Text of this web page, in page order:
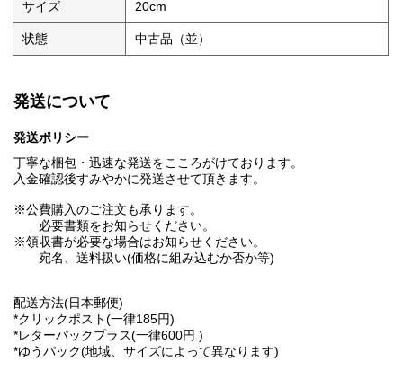
サイズ 20cm
状態 中古品（並）
発送について
発送ポリシー
丁寧な梱包・迅速な発送をこころがけております。
入金確認後すみやかに発送させて頂きます。
※公費購入のご注文も承ります。
必要書類をお知らせください。
※領収書が必要な場合はお知らせください。
宛名、送料扱い(価格に組み込むか否か等)
配送方法(日本郵便)
*クリックポスト(一律185円)
*レターパックプラス(一律600円 )
*ゆうパック(地域、サイズによって異なります)